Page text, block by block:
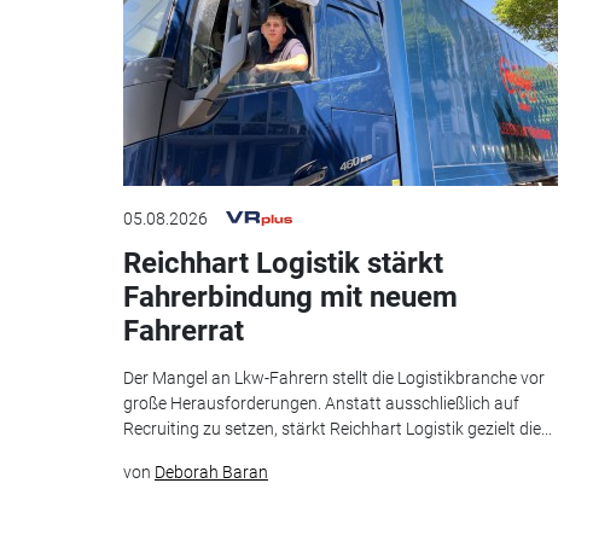
05.08.2026
Reichhart Logistik stärkt
Fahrerbindung mit neuem
Fahrerrat
Der Mangel an Lkw-Fahrern stellt die Logistikbranche vor
große Herausforderungen. Anstatt ausschließlich auf
Recruiting zu setzen, stärkt Reichhart Logistik gezielt die...
von Deborah Baran